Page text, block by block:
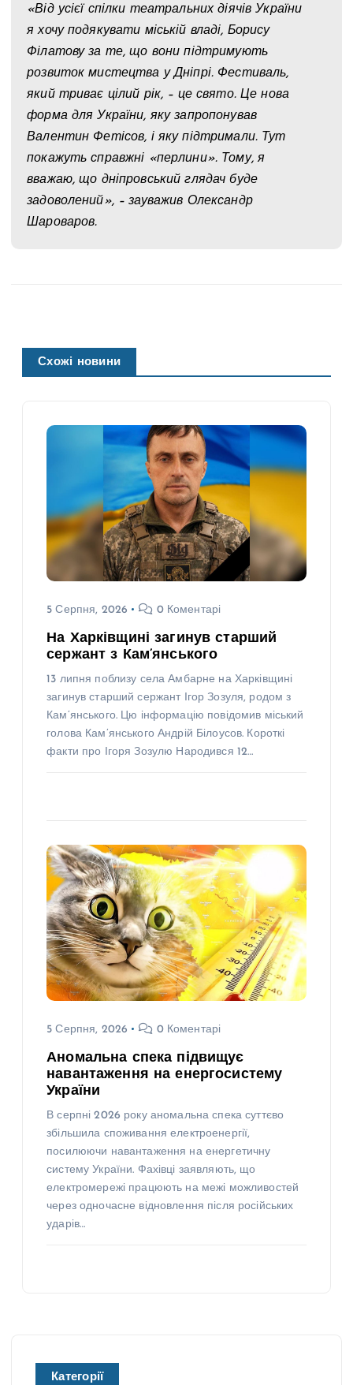
«Від усієї спілки театральних діячів України
я хочу подякувати міській владі, Борису
Філатову за те, що вони підтримують
розвиток мистецтва у Дніпрі. Фестиваль,
який триває цілий рік, – це свято. Це нова
форма для України, яку запропонував
Валентин Фетісов, і яку підтримали. Тут
покажуть справжні «перлини». Тому, я
вважаю, що дніпровський глядач буде
задоволений», – зауважив Олександр
Шароваров.
Схожі новини
5 Серпня, 2026 0 Коментарі
На Харківщині загинув старший
сержант з Кам’янського
13 липня поблизу села Амбарне на Харківщині
загинув старший сержант Ігор Зозуля, родом з
Кам’янського. Цю інформацію повідомив міський
голова Кам’янського Андрій Білоусов. Короткі
факти про Ігоря Зозулю Народився 12…
5 Серпня, 2026 0 Коментарі
Аномальна спека підвищує
навантаження на енергосистему
України
В серпні 2026 року аномальна спека суттєво
збільшила споживання електроенергії,
посилюючи навантаження на енергетичну
систему України. Фахівці заявляють, що
електромережі працюють на межі можливостей
через одночасне відновлення після російських
ударів…
Категорії